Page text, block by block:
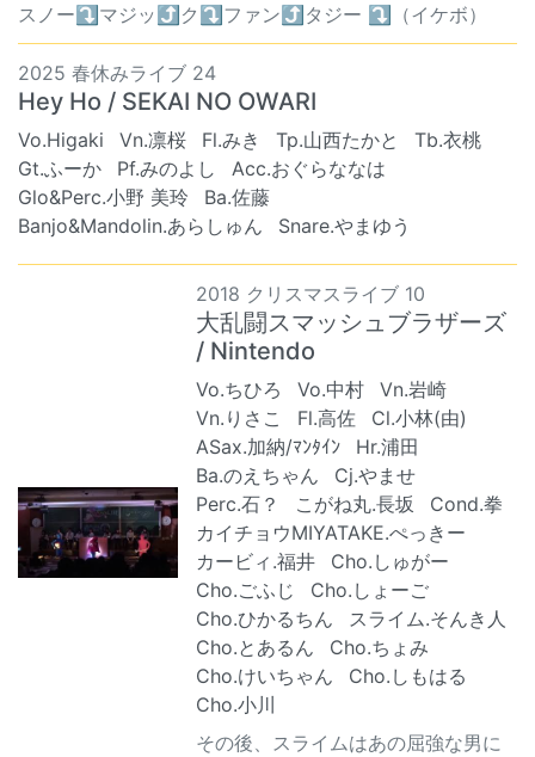
スノー⤵︎マジッ⤴︎ク⤵︎ファン⤴︎タジー ⤵︎（イケボ）
2025 春休みライブ 24
Hey Ho / SEKAI NO OWARI
Vo.Higaki Vn.凛桜 Fl.みき Tp.山西たかと
Tb.衣桃
Gt.ふーか
Pf.みのよし
Acc.おぐらななは
Glo&Perc.小野 美玲
Ba.佐藤
Banjo&Mandolin.あらしゅん
Snare.やまゆう
2018 クリスマスライブ 10
大乱闘スマッシュブラザーズ
/ Nintendo
Vo.ちひろ Vo.中村
Vn.岩崎
Vn.りさこ
Fl.高佐
Cl.小林(由)
ASax.加納/ﾏﾝﾀｲﾝ
Hr.浦田
Ba.のえちゃん
Cj.やませ
Perc.石？
こがね丸.長坂
Cond.拳
カイチョウMIYATAKE.ぺっきー
カービィ.福井
Cho.しゅがー
Cho.ごふじ
Cho.しょーご
Cho.ひかるちん
スライム.そんき人
Cho.とあるん
Cho.ちょみ
Cho.けいちゃん
Cho.しもはる
Cho.小川
その後、スライムはあの屈強な男に